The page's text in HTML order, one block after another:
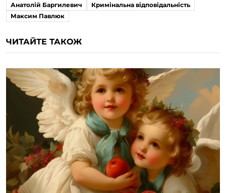
Анатолій Баргилевич
Кримінальна відповідальність
Максим Павлюк
ЧИТАЙТЕ ТАКОЖ